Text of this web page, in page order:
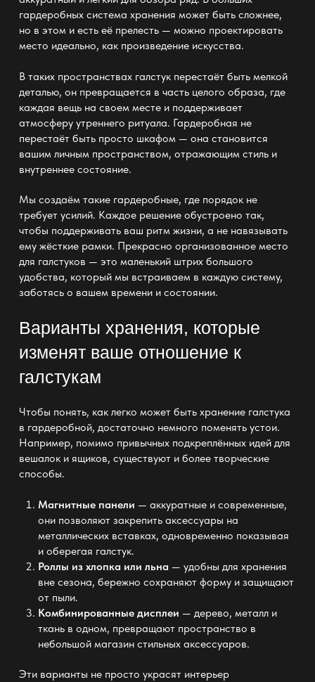
гардеробных система хранения может быть сложнее,
но в этом и есть её прелесть — можно проектировать
место идеально, как произведение искусства.
В таких пространствах галстук перестаёт быть мелкой
деталью, он превращается в часть целого образа, где
каждая вещь на своем месте и поддерживает
атмосферу утреннего ритуала. Гардеробная не
перестаёт быть просто шкафом — она становится
вашим личным пространством, отражающим стиль и
внутреннее состояние.
Мы создаём такие гардеробные, где порядок не
требует усилий. Каждое решение обустроено так,
чтобы поддерживать ваш ритм жизни, а не навязывать
ему жёсткие рамки. Прекрасно организованное место
для галстуков — это маленький штрих большого
удобства, который мы встраиваем в каждую систему,
заботясь о вашем времени и состоянии.
Варианты хранения, которые
изменят ваше отношение к
галстукам
Чтобы понять, как легко может быть хранение галстука
в гардеробной, достаточно немного поменять устои.
Например, помимо привычных подкреплённых идей для
вешалок и ящиков, существуют и более творческие
способы.
Магнитные панели — аккуратные и современные,
они позволяют закрепить аксессуары на
металлических вставках, одновременно показывая
и оберегая галстук.
Роллы из хлопка или льна — удобны для хранения
вне сезона, бережно сохраняют форму и защищают
от пыли.
Комбинированные дисплеи — дерево, металл и
ткань в одном, превращают пространство в
небольшой магазин стильныхаксессуаров.
Эти варианты не просто украсят интерьер